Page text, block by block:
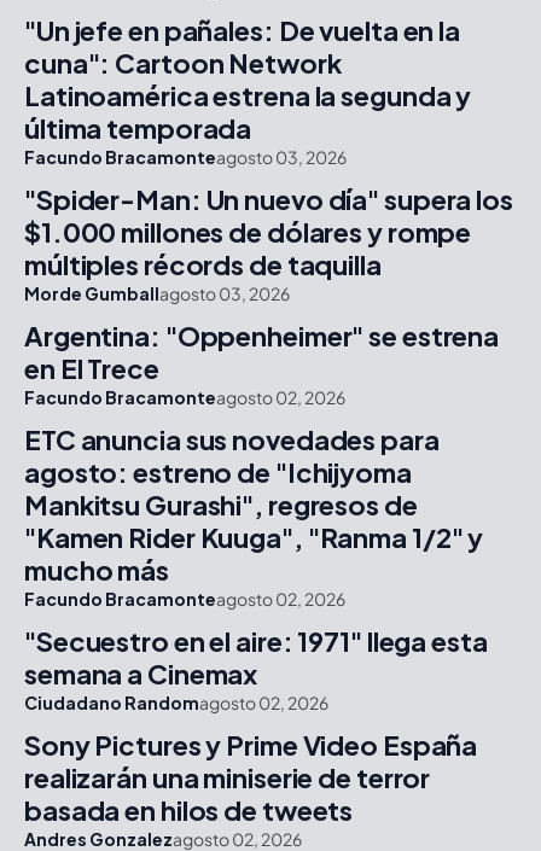
"Un jefe en pañales: De vuelta en la
cuna": Cartoon Network
Latinoamérica estrena la segunda y
última temporada
Facundo Bracamonteagosto 03, 2026
"Spider-Man: Un nuevo día" supera los
$1.000 millones de dólares y rompe
múltiples récords de taquilla
Morde Gumballagosto 03, 2026
Argentina: "Oppenheimer" se estrena
en El Trece
Facundo Bracamonteagosto 02, 2026
ETC anuncia sus novedades para
agosto: estreno de "Ichijyoma
Mankitsu Gurashi", regresos de
"Kamen Rider Kuuga", "Ranma 1/2" y
mucho más
Facundo Bracamonteagosto 02, 2026
"Secuestro en el aire: 1971" llega esta
semana a Cinemax
Ciudadano Randomagosto 02, 2026
Sony Pictures y Prime Video España
realizarán una miniserie de terror
basada en hilos de tweets
Andres Gonzalezagosto 02, 2026